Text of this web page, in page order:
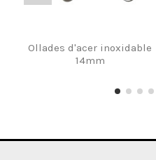
Ollades d'acer inoxidable
14mm